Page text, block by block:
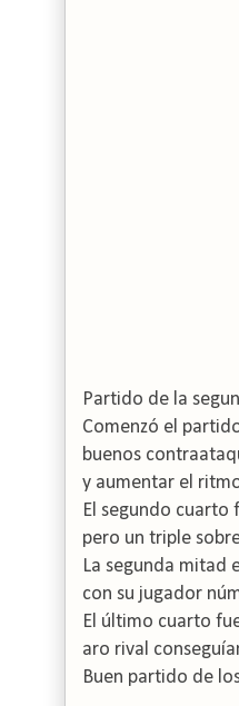
Partido de la
Comenzó el
buenos
y aumentar el
El segundo cuarto
pero un triple
La segunda mitad
con su jugador
El último cuarto
aro rival
Buen partido de